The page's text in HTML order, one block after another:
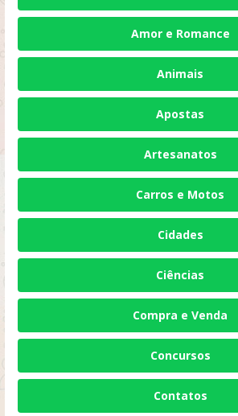
Amor e Romance
Animais
Apostas
Artesanatos
Carros e Motos
Cidades
Ciências
Compra e Venda
Concursos
Contatos